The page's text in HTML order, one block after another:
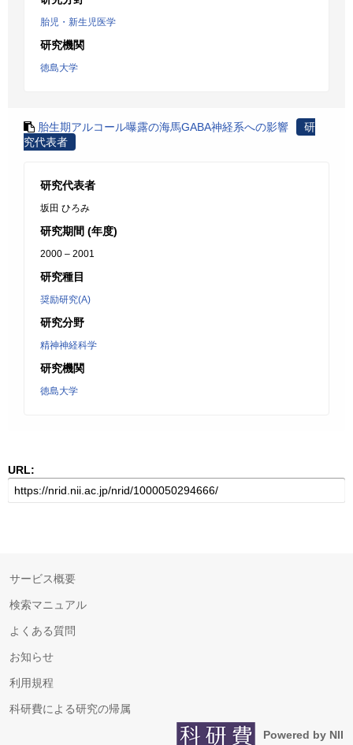
胎児・新生児医学
研究機関
徳島大学
胎生期アルコール曝露の海馬GABA神経系への影響
研
究代表者
研究代表者
坂田 ひろみ
研究期間 (年度)
2000 – 2001
研究種目
奨励研究(A)
研究分野
精神神経科学
研究機関
徳島大学
URL:
サービス概要
検索マニュアル
よくある質問
お知らせ
利用規程
科研費による研究の帰属
Powered by NII